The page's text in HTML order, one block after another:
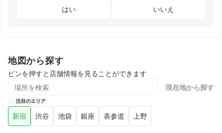
はい いいえ
地図から探す
ピンを押すと店舗情報を見ることができます
現在地から探す
注目のエリア
新宿 渋谷 池袋 銀座 表参道 上野